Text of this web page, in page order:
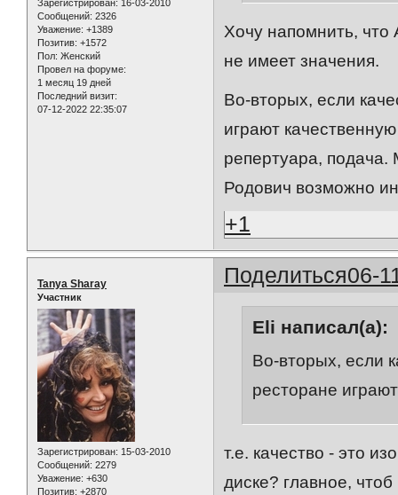
Зарегистрирован: 16-03-2010
Сообщений: 2326
Уважение: +1389
Позитив: +1572
Пол: Женский
Провел на форуме:
1 месяц 19 дней
Последний визит:
07-12-2022 22:35:07
Хочу напомнить,
не имеет значения.
Во-вторых, если
играют
репертуара,
Родович возможно
+1
Поделиться06-
Tanya Sharay
Участник
Зарегистрирован: 15-03-2010
Сообщений: 2279
Уважение: +630
Позитив: +2870
Eli написал(а):
Во-вторых, если
ресторане
т.е. качество - это
диске? главное,